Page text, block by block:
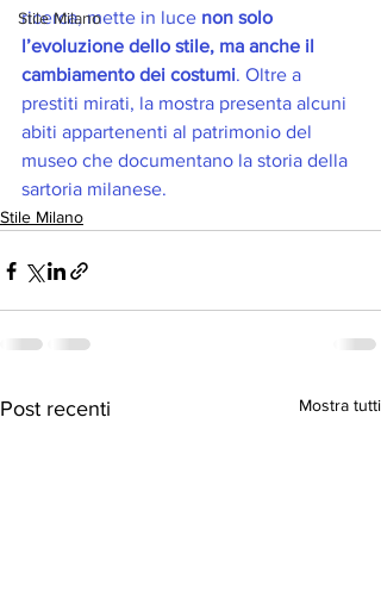
Stile Milano
ricerca, mette in luce non solo
l’evoluzione dello stile, ma anche il
cambiamento dei costumi. Oltre a
prestiti mirati, la mostra presenta alcuni
abiti appartenenti al patrimonio del
museo che documentano la storia della
sartoria milanese.
Stile Milano
Post recenti Mostra tutti